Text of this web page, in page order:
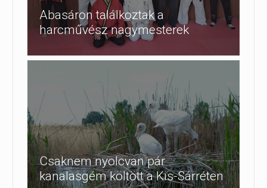
Abasáron találkoztak a
harcművész nagymesterek
Csaknem nyolcvan pár
kanalasgém költött a Kis-Sárréten